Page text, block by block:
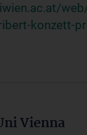
konzett-
Vienna